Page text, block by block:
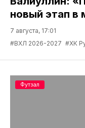
новый этап в
7 августа, 17:01
#ВХЛ 2026-2027 #ХК
Футзал